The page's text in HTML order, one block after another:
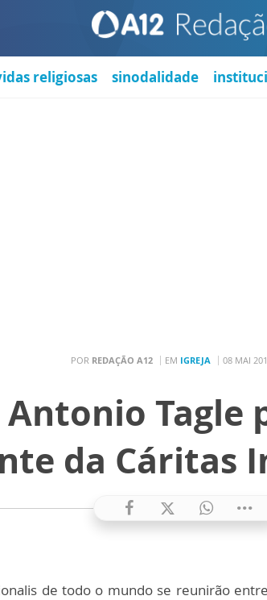
religiosas sinodalidade
POR REDAÇÃO A12 EM IGREJA 08 MAI
Antonio Tagle
da Cáritas
de todo o mundo se reunirão